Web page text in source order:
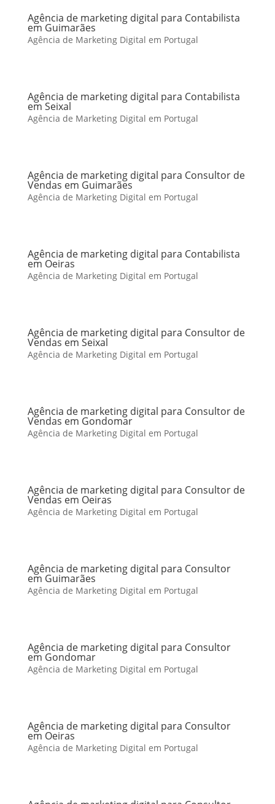
Agência de marketing digital para Contabilista
em Guimarães
Agência de Marketing Digital em Portugal
Agência de marketing digital para Contabilista
em Seixal
Agência de Marketing Digital em Portugal
Agência de marketing digital para Consultor de
Vendas em Guimarães
Agência de Marketing Digital em Portugal
Agência de marketing digital para Contabilista
em Oeiras
Agência de Marketing Digital em Portugal
Agência de marketing digital para Consultor de
Vendas em Seixal
Agência de Marketing Digital em Portugal
Agência de marketing digital para Consultor de
Vendas em Gondomar
Agência de Marketing Digital em Portugal
Agência de marketing digital para Consultor de
Vendas em Oeiras
Agência de Marketing Digital em Portugal
Agência de marketing digital para Consultor
em Guimarães
Agência de Marketing Digital em Portugal
Agência de marketing digital para Consultor
em Gondomar
Agência de Marketing Digital em Portugal
Agência de marketing digital para Consultor
em Oeiras
Agência de Marketing Digital em Portugal